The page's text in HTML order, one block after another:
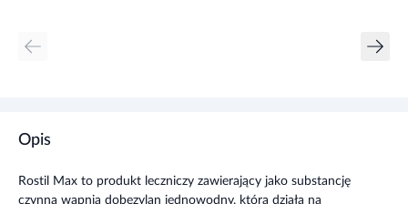
Opis
Rostil Max to produkt leczniczy zawierający jako substancję
czynną wapnia dobezylan jednowodny, która działa na